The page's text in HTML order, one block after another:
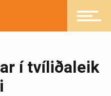
í tvíliðaleik